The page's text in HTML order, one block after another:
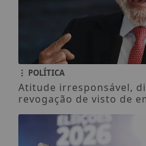
POLÍTICA
Atitude irresponsável,
revogação de visto de